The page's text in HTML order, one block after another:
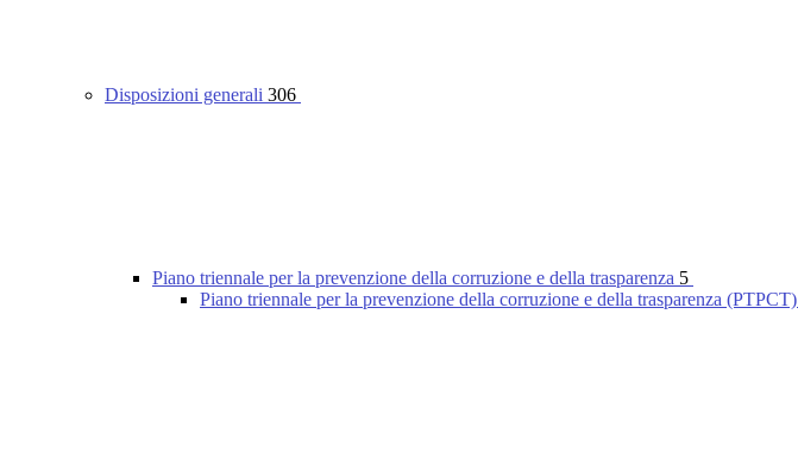
Disposizioni generali 306
Piano triennale per la prevenzione della corruzione e della trasparenza 5
Piano triennale per la prevenzione della corruzione e della trasparenza (PTPCT)